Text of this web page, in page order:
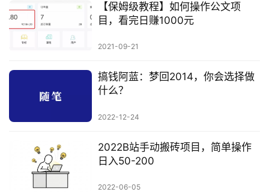
【保姆级教程】如何操作公文项
目，看完日赚1000元
2021-09-21
搞钱阿蓝：梦回2014，你会选择做
什么？
2022-12-24
2022B站手动搬砖项目，简单操作
日入50-200
2022-06-05